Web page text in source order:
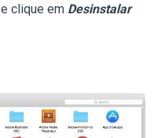
e clique em Desinstalar